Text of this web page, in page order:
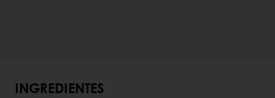
INGREDIENTES